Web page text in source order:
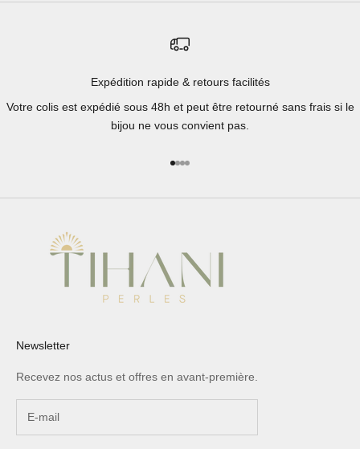
Expédition rapide & retours facilités
Votre colis est expédié sous 48h et peut être retourné sans frais si le
bijou ne vous convient pas.
Aller à l'élément 1
Aller à l'élément 2
Aller à l'élément 3
Aller à l'élément 4
Newsletter
Recevez nos actus et offres en avant-première.